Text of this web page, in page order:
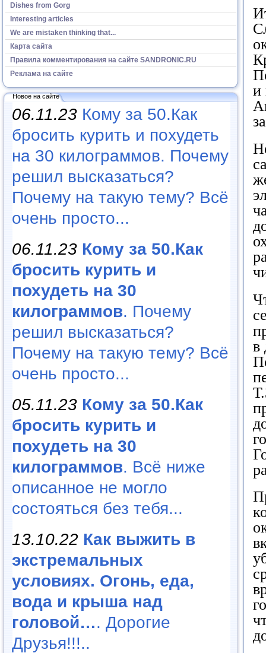
Dishes from Gorg
Interesting articles
We are mistaken thinking that...
Карта сайта
Правила комментирования на сайте SANDRONIC.RU
Реклама на сайте
Новое на сайте
06.11.23 Кому за 50.Как
бросить курить и похудеть
на 30 килограммов. Почему
решил высказаться?
Почему на такую тему? Всё
очень просто...
06.11.23 Кому за 50.Как
бросить курить и
похудеть на 30
килограммов. Почему
решил высказаться?
Почему на такую тему? Всё
очень просто...
05.11.23 Кому за 50.Как
бросить курить и
похудеть на 30
килограммов. Всё ниже
описанное не могло
состояться без тебя...
13.10.22 Как выжить в
экстремальных
условиях. Огонь, еда,
вода и крыша над
головой…. Дорогие
Друзья!!!..
и
в